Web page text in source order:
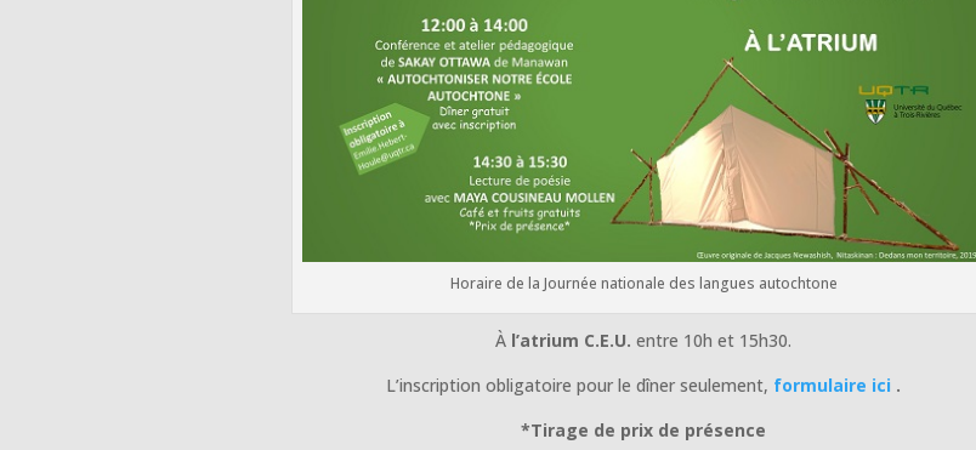
Horaire de la Journée nationale des langues autochtone
À l’atrium C.E.U. entre 10h et 15h30.
L’inscription obligatoire pour le dîner seulement, formulaire ici .
*Tirage de prix de présence